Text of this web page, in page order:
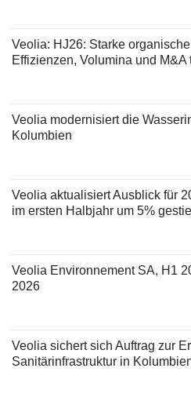
Veolia: HJ26: Starke
Effizienzen, Volumina und
Veolia modernisiert die
Kolumbien
Veolia aktualisiert Ausblick für
im ersten Halbjahr um 5%
Veolia Environnement SA, H1
2026
Veolia sichert sich Auftrag zur
Sanitärinfrastruktur in